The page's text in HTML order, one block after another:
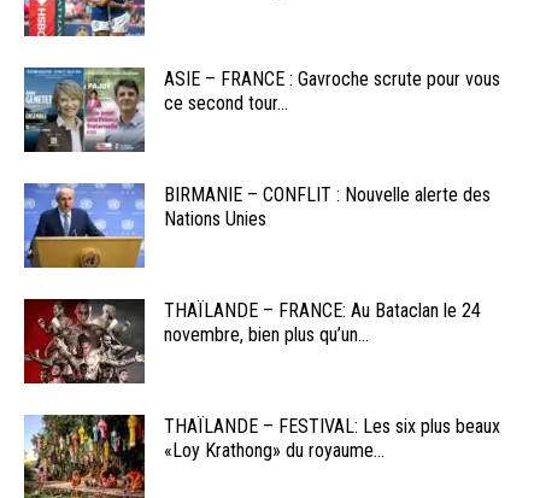
ASIE – FRANCE : Gavroche scrute pour vous
ce second tour...
BIRMANIE – CONFLIT : Nouvelle alerte des
Nations Unies
THAÏLANDE – FRANCE: Au Bataclan le 24
novembre, bien plus qu’un...
THAÏLANDE – FESTIVAL: Les six plus beaux
«Loy Krathong» du royaume...